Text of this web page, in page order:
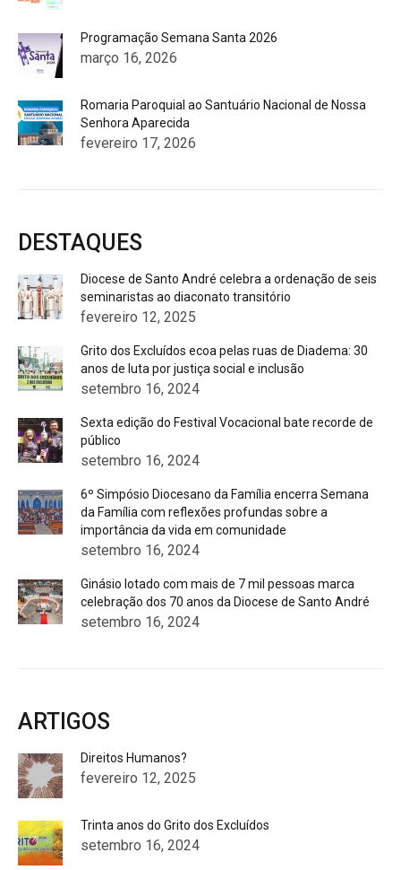
Programação Semana Santa 2026
março 16, 2026
Romaria Paroquial ao Santuário Nacional de Nossa
Senhora Aparecida
fevereiro 17, 2026
DESTAQUES
Diocese de Santo André celebra a ordenação de seis
seminaristas ao diaconato transitório
fevereiro 12, 2025
Grito dos Excluídos ecoa pelas ruas de Diadema: 30
anos de luta por justiça social e inclusão
setembro 16, 2024
Sexta edição do Festival Vocacional bate recorde de
público
setembro 16, 2024
6º Simpósio Diocesano da Família encerra Semana
da Família com reflexões profundas sobre a
importância da vida em comunidade
setembro 16, 2024
Ginásio lotado com mais de 7 mil pessoas marca
celebração dos 70 anos da Diocese de Santo André
setembro 16, 2024
ARTIGOS
Direitos Humanos?
fevereiro 12, 2025
Trinta anos do Grito dos Excluídos
setembro 16, 2024